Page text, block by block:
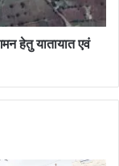
हेतु यातायात एवं